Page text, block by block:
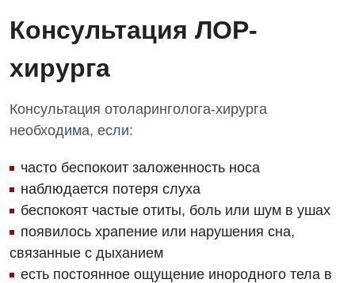
Урология
Физиотерапия
Эндокринология
Для детей
Детская аллергология
Детская гастроэнтерология
Детская гинекология
Консультация ЛОР-
хирурга
Консультация отоларинголога-хирурга
необходима, если:
часто беспокоит заложенность носа
наблюдается потеря слуха
беспокоят частые отиты, боль или шум в ушах
появилось храпение или нарушения сна,
связанные с дыханием
есть постоянное ощущение инородного тела в